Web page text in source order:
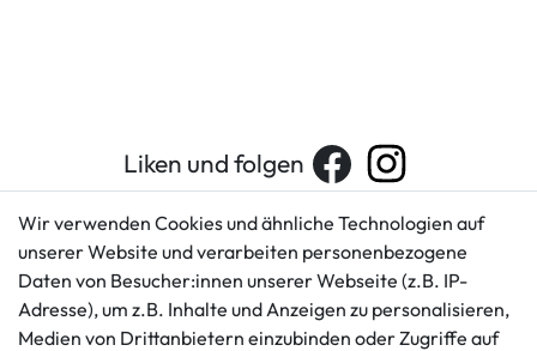
Liken und folgen
Kundenservice
+49 421 596586
Mo. - Fr. 9 - 16 Uhr
Rechtliches
AGB
Impressum
Wir verwenden Cookies und ähnliche Technologien auf
unserer Website und verarbeiten personenbezogene
Daten von Besucher:innen unserer Webseite (z.B. IP-
Adresse), um z.B. Inhalte und Anzeigen zu personalisieren,
Medien von Drittanbietern einzubinden oder Zugriffe auf